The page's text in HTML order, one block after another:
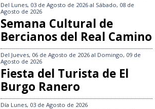
Del Lunes, 03 de Agosto de 2026 al Sábado, 08 de
Agosto de 2026
Semana Cultural de
Bercianos del Real Camino
Del Jueves, 06 de Agosto de 2026 al Domingo, 09 de
Agosto de 2026
Fiesta del Turista de El
Burgo Ranero
Día Lunes, 03 de Agosto de 2026